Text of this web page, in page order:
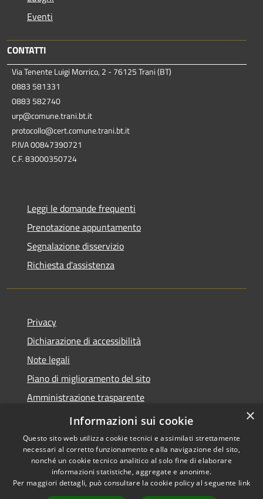
Eventi
CONTATTI
Via Tenente Luigi Morrico, 2 - 76125 Trani (BT)
0883 581331
0883 582740
urp@comune.trani.bt.it
protocollo@cert.comune.trani.bt.it
P.IVA 00847390721
C.F. 83000350724
Leggi le domande frequenti
Prenotazione appuntamento
Segnalazione disservizio
Richiesta d'assistenza
Privacy
Dichiarazione di accessibilità
Note legali
Piano di miglioramento del sito
Amministrazione trasparente
Albo Pretorio
Accessibilità
Copyright © 2026 • Comune di
Trani • Powered by
×
Informazioni sui cookie
Questo sito web utilizza cookie tecnici e assimilati strettamente
necessari al corretto funzionamento e alla navigazione del sito,
nonché un cookie tecnico analitico al solo fine di elaborare
informazioni statistiche, aggregate e anonime.
Per maggiori dettagli, può consultare la cookie policy al seguente link